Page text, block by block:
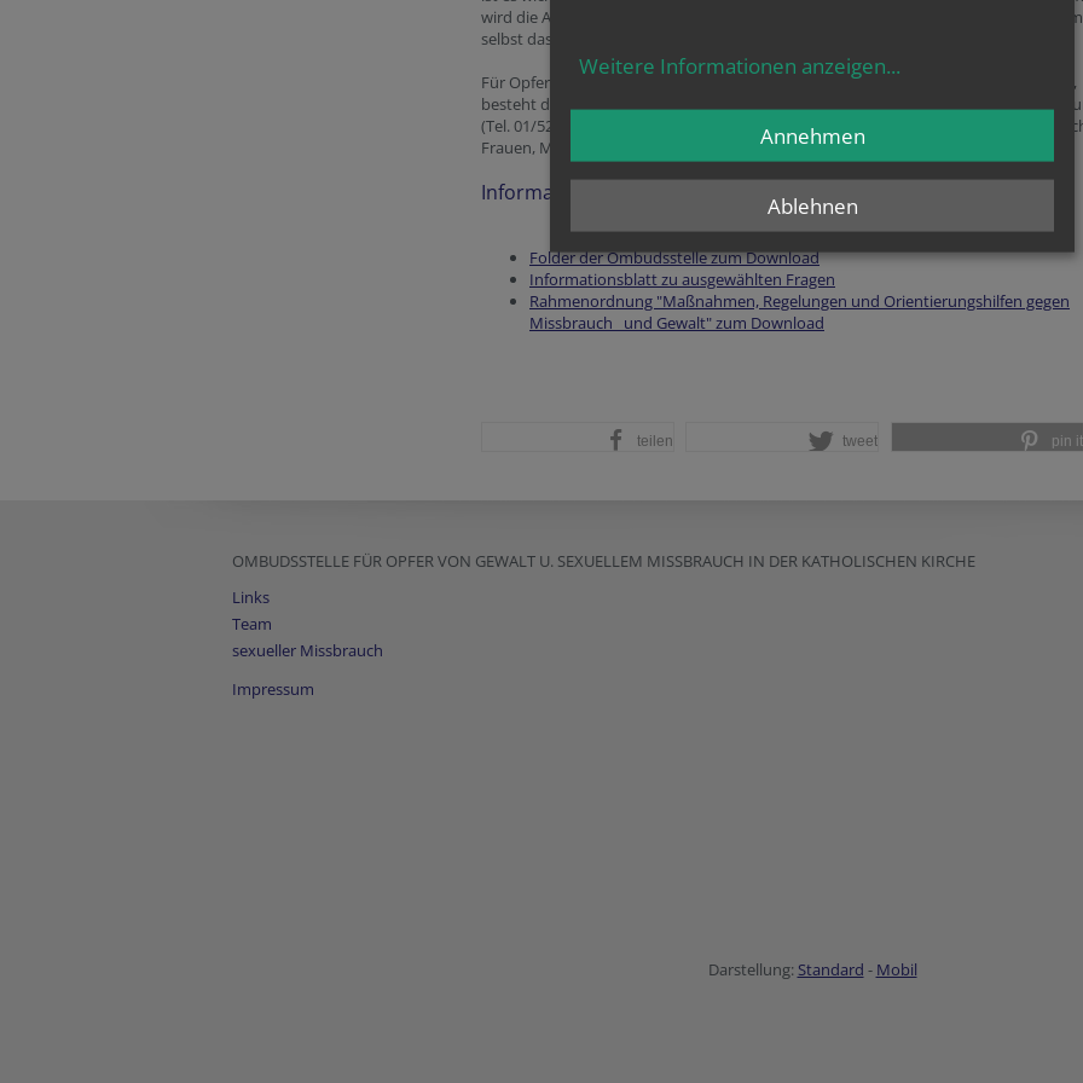
wird die Anonymität gewahrt. Wer mit der Ombudsstelle Kontakt aufnimmt,
selbst das Ziel und den Rahmen der Gespräche und mögliche weitere Schritte.
Für Opfer und Betroffene, die sich nicht direkt an die Ombudsstelle wenden wollen,
besteht die Möglichkeit Kontakt über das "Unabhängige Wiener
(Tel. 01/526 18 20) oder die Beratungsstelle für misshandelte oder sexuell
Frauen, Mädchen und Jugendliche "TAMAR" (Tel.: 01/334 04 37) aufzunehmen.
Informationsmaterialien
Folder der Ombudsstelle zum Download
Informationsblatt zu ausgewählten Fragen
Rahmenordnung "Maßnahmen, Regelungen und Orientierungshilfen gegen
Missbrauch und Gewalt" zum Download
teilen tweet pin it
OMBUDSSTELLE FÜR OPFER VON GEWALT U. SEXUELLEM MISSBRAUCH IN DER KATHOLISCHEN KIRCHE
Links
Team
sexueller Missbrauch
Impressum
Darstellung: Standard - Mobil
Weitere Informationen anzeigen...
Ablehnen
Annehmen